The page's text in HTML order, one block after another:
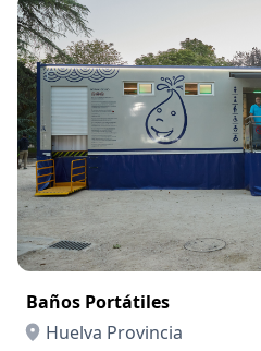
Baños Portátiles
Huelva Provincia